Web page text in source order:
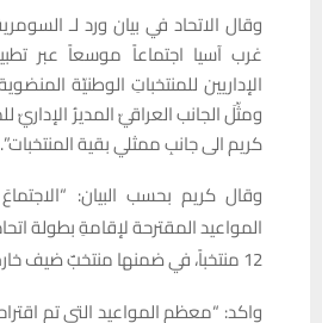
وقال الاتحاد في بيان ورد لـ
غرب آسيا اجتماعاً موسعاً عبر
الإداريين للمنتخباتِ الوطنيّة
ومثّلَ الجانب العراقيّ المديرُ
كريم الى جانبِ ممثلي بقية المنتخبات”.
وقال كريم بحسب البيان:
المواعيد المقترحة لإقامةِ بطولة
12 منتخباً، في ضمنها منتخبٌ ضيف خارج اتحاد غرب آسيا”.
واكد: “معظم المواعيد التي تم